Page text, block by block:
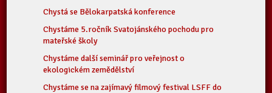
Chystá se Bělokarpatská konference
Chystáme 5.ročník Svatojánského pochodu pro
mateřské školy
Chystáme další seminář pro veřejnost o
ekologickém zemědělství
Chystáme se na zajímavý filmový festival LSFF do